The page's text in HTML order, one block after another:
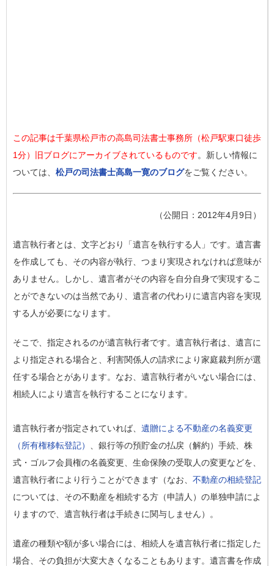
この記事は千葉県松戸市の高島司法書士事務所（松戸駅東口徒歩
1分）旧ブログにアーカイブされているものです。新しい情報に
ついては、 松戸の司法書士高島一寛のブログをご覧ください。
（公開日：2012年4月9日）
遺言執行者とは、文字どおり「遺言を執行する人」です。遺言書
を作成しても、その内容が執行、つまり実現されなければ意味が
ありません。しかし、遺言者がその内容を自分自身で実現するこ
とができないのは当然であり、遺言者の代わりに遺言内容を実現
する人が必要になります。
そこで、指定されるのが遺言執行者です。遺言執行者は、遺言に
より指定される場合と、利害関係人の請求により家庭裁判所が選
任する場合とがあります。なお、遺言執行者がいない場合には、
相続人により遺言を執行することになります。
遺言執行者が指定されていれば、 遺贈による不動産の名義変更
（所有権移転登記）
、銀行等の預貯金の払戻（解約）手続、株
式・ゴルフ会員権の名義変更、生命保険の受取人の変更などを、
遺言執行者により行うことができます（なお、 不動産の相続登記
については、その不動産を相続する方（申請人）の単独申請によ
りますので、遺言執行者は手続きに関与しません）。
遺産の種類や額が多い場合には、相続人を遺言執行者に指定した
場合、その負担が大変大きくなることもあります。遺言書を作成